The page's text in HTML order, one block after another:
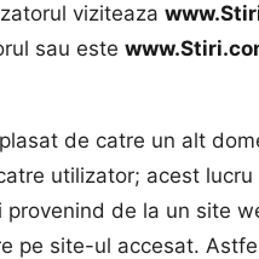
viziteaza
sau este
de catre un alt
utilizator; acest lucru
de la un site
pe site-ul accesat.